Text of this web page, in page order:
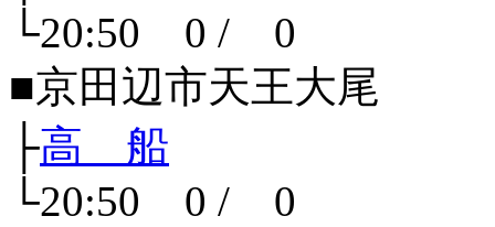
└20:50 0 / 0
■京田辺市天王大尾
├高 船
└20:50 0 / 0